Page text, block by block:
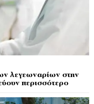
λεγεωναρίων στην
περισσότερο